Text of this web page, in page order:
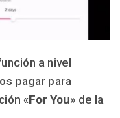
a nivel
pagar para
«For You» de la